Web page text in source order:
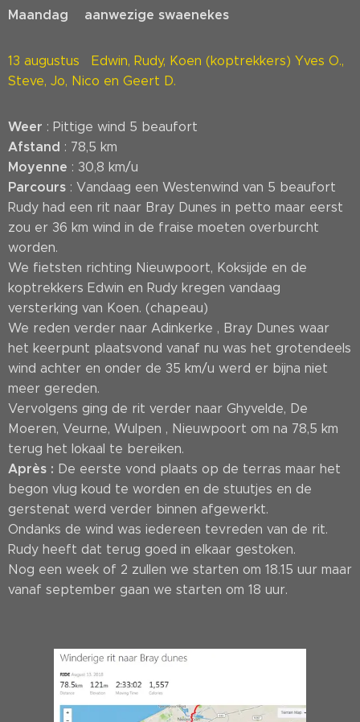
Maandag aanwezige swaenekes
13 augustus Edwin, Rudy, Koen (koptrekkers) Yves O.,
Steve, Jo, Nico en Geert D.
Weer : Pittige wind 5 beaufort
Afstand : 78,5 km
Moyenne : 30,8 km/u
Parcours : Vandaag een Westenwind van 5 beaufort
Rudy had een rit naar Bray Dunes in petto maar eerst
zou er 36 km wind in de fraise moeten overburcht
worden.
We fietsten richting Nieuwpoort, Koksijde en de
koptrekkers Edwin en Rudy kregen vandaag
versterking van Koen. (chapeau)
We reden verder naar Adinkerke , Bray Dunes waar
het keerpunt plaatsvond vanaf nu was het grotendeels
wind achter en onder de 35 km/u werd er bijna niet
meer gereden.
Vervolgens ging de rit verder naar Ghyvelde, De
Moeren, Veurne, Wulpen , Nieuwpoort om na 78,5 km
terug het lokaal te bereiken.
Après : De eerste vond plaats op de terras maar het
begon vlug koud te worden en de stuutjes en de
gerstenat werd verder binnen afgewerkt.
Ondanks de wind was iedereen tevreden van de rit.
Rudy heeft dat terug goed in elkaar gestoken.
Nog een week of 2 zullen we starten om 18.15 uur maar
vanaf september gaan we starten om 18 uur.